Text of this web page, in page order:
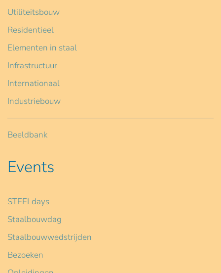
Utiliteitsbouw
Residentieel
Elementen in staal
Infrastructuur
Internationaal
Industriebouw
Beeldbank
Events
STEELdays
Staalbouwdag
Staalbouwwedstrijden
Bezoeken